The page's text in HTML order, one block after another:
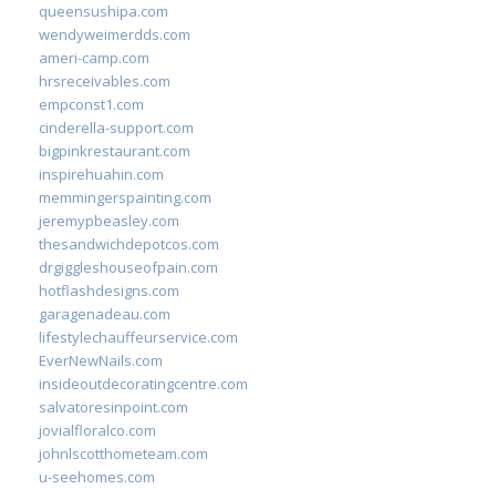
queensushipa.com
wendyweimerdds.com
ameri-camp.com
hrsreceivables.com
empconst1.com
cinderella-support.com
bigpinkrestaurant.com
inspirehuahin.com
memmingerspainting.com
jeremypbeasley.com
thesandwichdepotcos.com
drgiggleshouseofpain.com
hotflashdesigns.com
garagenadeau.com
lifestylechauffeurservice.com
EverNewNails.com
insideoutdecoratingcentre.com
salvatoresinpoint.com
jovialfloralco.com
johnlscotthometeam.com
u-seehomes.com